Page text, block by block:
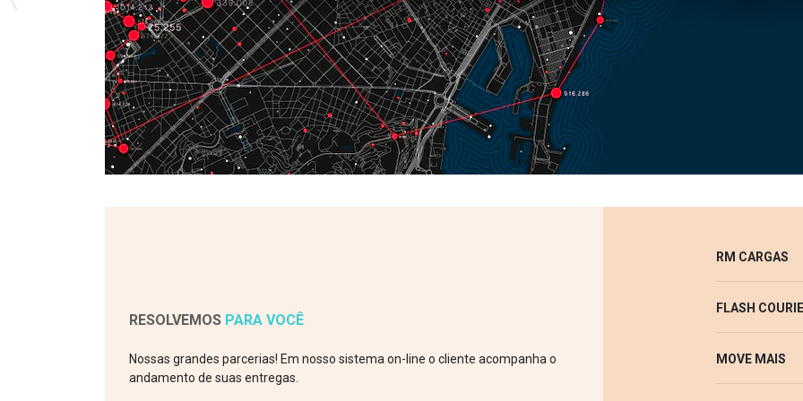
RESOLVEMOS PARA VOCÊ
Nossas grandes parcerias! Em nosso sistema on-line o cliente acompanha o
andamento de suas entregas.
RM CARGAS
FLASH
MOVE MAIS